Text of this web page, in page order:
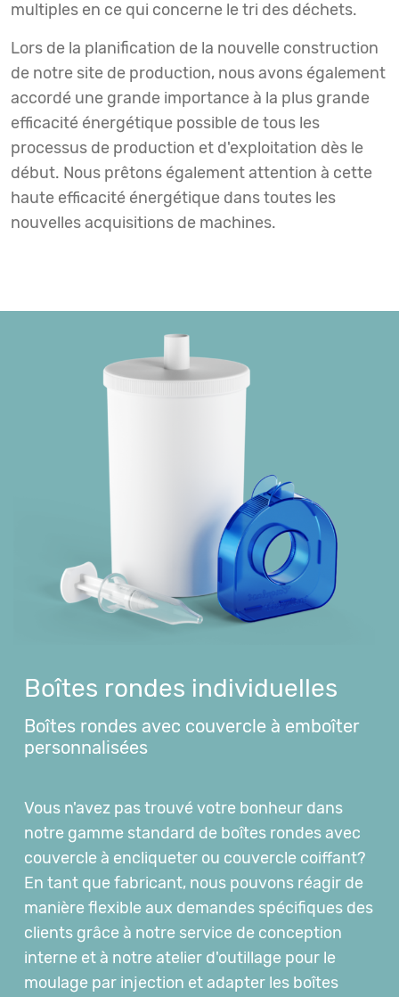
multiples en ce qui concerne le tri des déchets.
Lors de la planification de la nouvelle construction
de notre site de production, nous avons également
accordé une grande importance à la plus grande
efficacité énergétique possible de tous les
processus de production et d'exploitation dès le
début. Nous prêtons également attention à cette
haute efficacité énergétique dans toutes les
nouvelles acquisitions de machines.
Boîtes rondes individuelles
Boîtes rondes avec couvercle à emboîter
personnalisées
Vous n'avez pas trouvé votre bonheur dans
notre gamme standard de boîtes rondes avec
couvercle à encliqueter ou couvercle coiffant?
En tant que fabricant, nous pouvons réagir de
manière flexible aux demandes spécifiques des
clients grâce à notre service de conception
interne et à notre atelier d'outillage pour le
moulage par injection et adapter les boîtes